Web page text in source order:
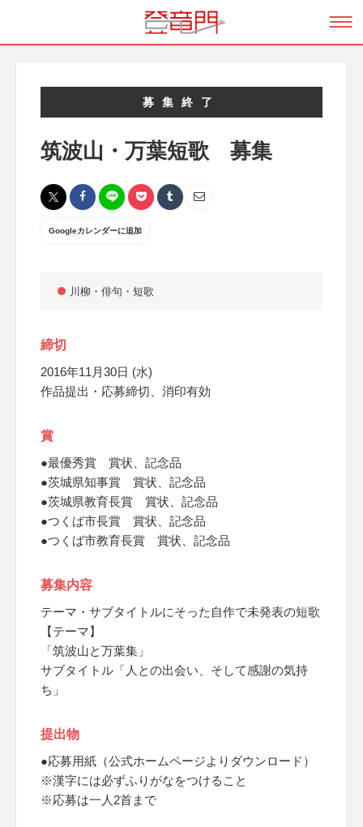
募集終了
筑波山・万葉短歌 募集
Googleカレンダーに追加
川柳・俳句・短歌
締切
2016年11月30日 (水)
作品提出・応募締切、消印有効
賞
●最優秀賞 賞状、記念品
●茨城県知事賞 賞状、記念品
●茨城県教育長賞 賞状、記念品
●つくば市長賞 賞状、記念品
●つくば市教育長賞 賞状、記念品
募集内容
テーマ・サブタイトルにそった自作で未発表の短歌
【テーマ】
「筑波山と万葉集」
サブタイトル「人との出会い、そして感謝の気持
ち」
提出物
●応募用紙（公式ホームページよりダウンロード）
※漢字には必ずふりがなをつけること
※応募は一人2首まで